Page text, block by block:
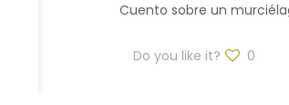
Cuento sobre un
Do you like it? 0